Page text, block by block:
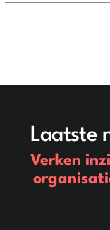
Laatste
Verken